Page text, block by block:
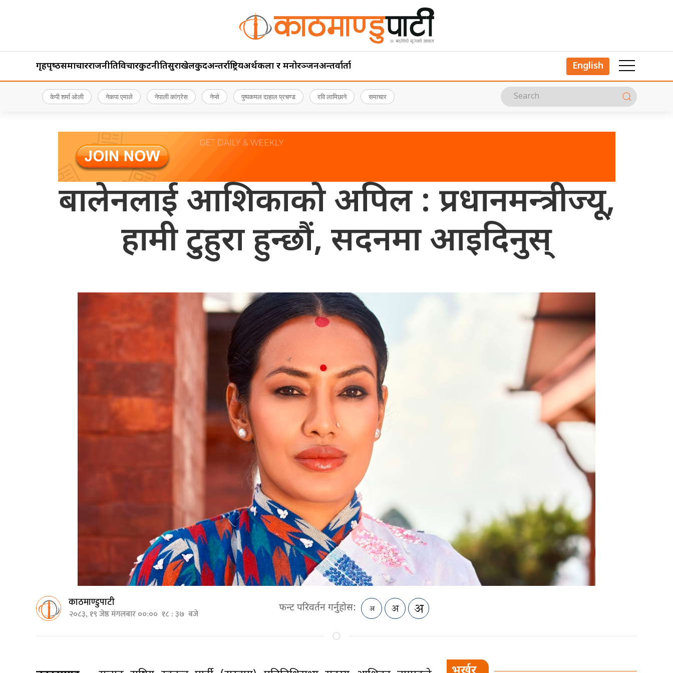
गृहपृष्‍ठसमाचारराजनीतिविचारकुटनीतिसुरक्षाखेलकुदअन्तर्राष्ट्रियअर्थकला र मनोरञ्जनअन्तर्वार्ता English
केपी शर्मा ओली नेकपा एमाले नेपाली कांग्रेस नेप्से पुष्पकमल दाहाल प्रचण्ड रवि लामिछाने समाचार
बालेनलाई आशिकाको अपिल : प्रधानमन्त्रीज्यू,
हामी टुहुरा हुन्छौं, सदनमा आइदिनुस्
काठमाण्डुपाटी
२०८३, १९ जेष्ठ मंगलबार ००:०० १८ : ३७ बजे फन्ट परिवर्तन गर्नुहोस: